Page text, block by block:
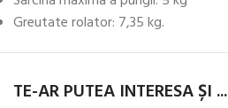
Greutate rolator: 7,35 kg.
TE-AR PUTEA INTERESA ȘI ...